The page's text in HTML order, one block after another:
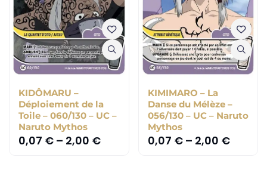
KIDÔMARU –
Déploiement de la
Toile – 060/130 – UC –
Naruto Mythos
0,07 € – 2,00 €
KIMIMARO – La
Danse du Mélèze –
056/130 – UC – Naruto
Mythos
0,07 €– 2,00 €